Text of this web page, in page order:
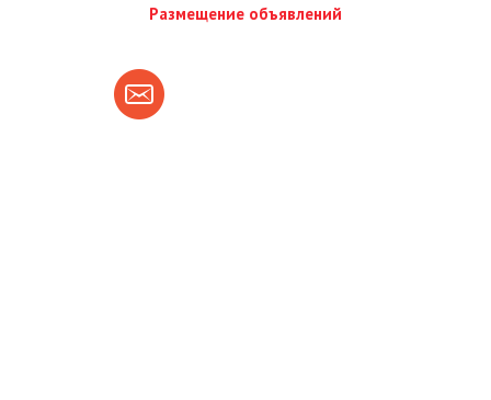
Размещение объявлений